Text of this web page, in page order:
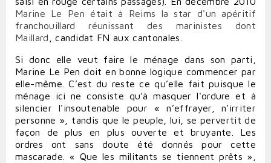
Marine Le Pen était à Reims la star d'un apéritif
franchouillard réunissant des marinistes dont
Maillard , candidat FN aux cantonales.
Si donc elle veut faire le ménage dans son parti,
Marine Le Pen doit en bonne logique commencer par
elle-même. C’est du reste ce qu’elle fait puisque le
ménage ici ne consiste qu’à masquer l'ordure et à
silencier l'insoutenable pour « n’effrayer, n’irriter
personne », tandis que le peuple, lui, se pervertit de
façon de plus en plus ouverte et bruyante. Les
ordres ont sans doute été donnés pour cette
mascarade. « Que les militants se tiennent prêts »,